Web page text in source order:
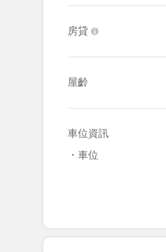
房貸
屋齡
車位資訊
・車位